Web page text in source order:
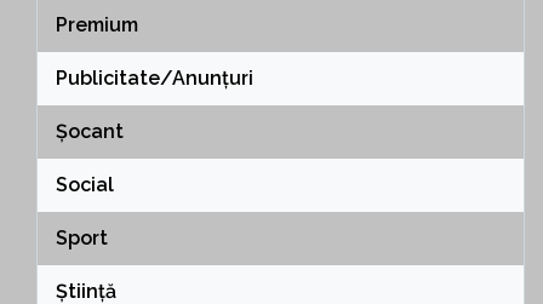
Premium
Publicitate/Anunțuri
Șocant
Social
Sport
Știință